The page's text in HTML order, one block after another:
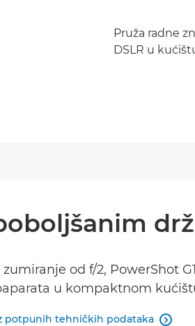
Pruža radne
DSLR u
od f/2, PowerShot
u kompaktnom
potpunih tehničkih podataka 